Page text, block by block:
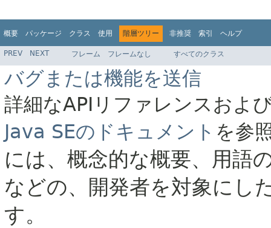
概要 パッケージ クラス 使用 階層ツリー 非推奨 索引 ヘルプ
PREV NEXT フレーム フレームなし すべてのクラス
バグまたは機能を送信
詳細なAPIリファレンスおよ
Java SEのドキュメント を参
には、概念的な概要、用語
などの、開発者を対象にし
す。